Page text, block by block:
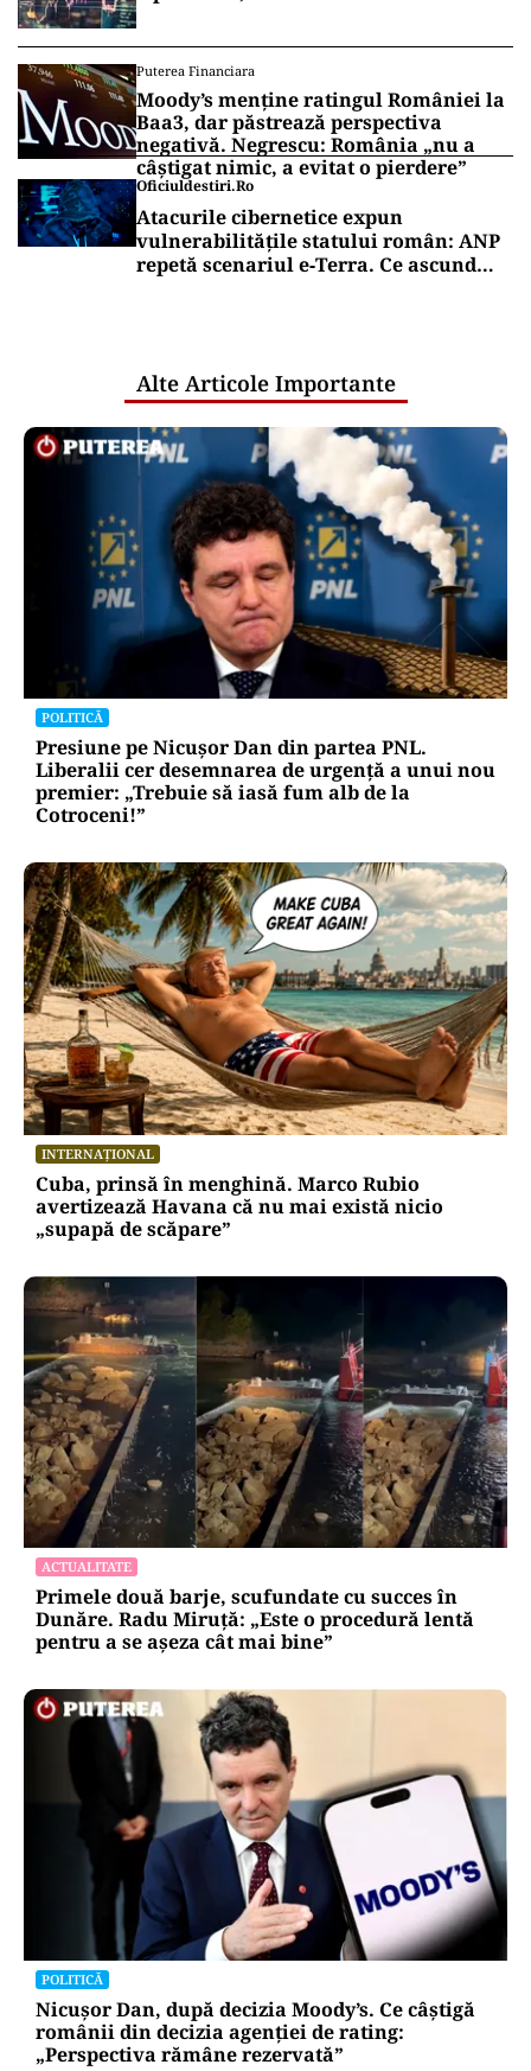
Puterea Financiara
Moody’s menține ratingul României la
Baa3, dar păstrează perspectiva
negativă. Negrescu: România „nu a
câștigat nimic, a evitat o pierdere”
Oficiuldestiri.ro
Atacurile cibernetice expun
vulnerabilitățile statului român: ANP
repetă scenariul e‑Terra. Ce ascund
Alte Articole Importante
POLITICĂ
Presiune pe Nicușor Dan din partea PNL.
Liberalii cer desemnarea de urgență a unui nou
premier: „Trebuie să iasă fum alb de la
Cotroceni!”
INTERNAȚIONAL
Cuba, prinsă în menghină. Marco Rubio
avertizează Havana că nu mai există nicio
„supapă de scăpare”
ACTUALITATE
Primele două barje, scufundate cu succes în
Dunăre. Radu Miruță: „Este o procedură lentă
pentru a se așeza cât mai bine”
POLITICĂ
Nicușor Dan, după decizia Moody’s. Ce câștigă
românii din decizia agenției de rating:
„Perspectiva rămâne rezervată”